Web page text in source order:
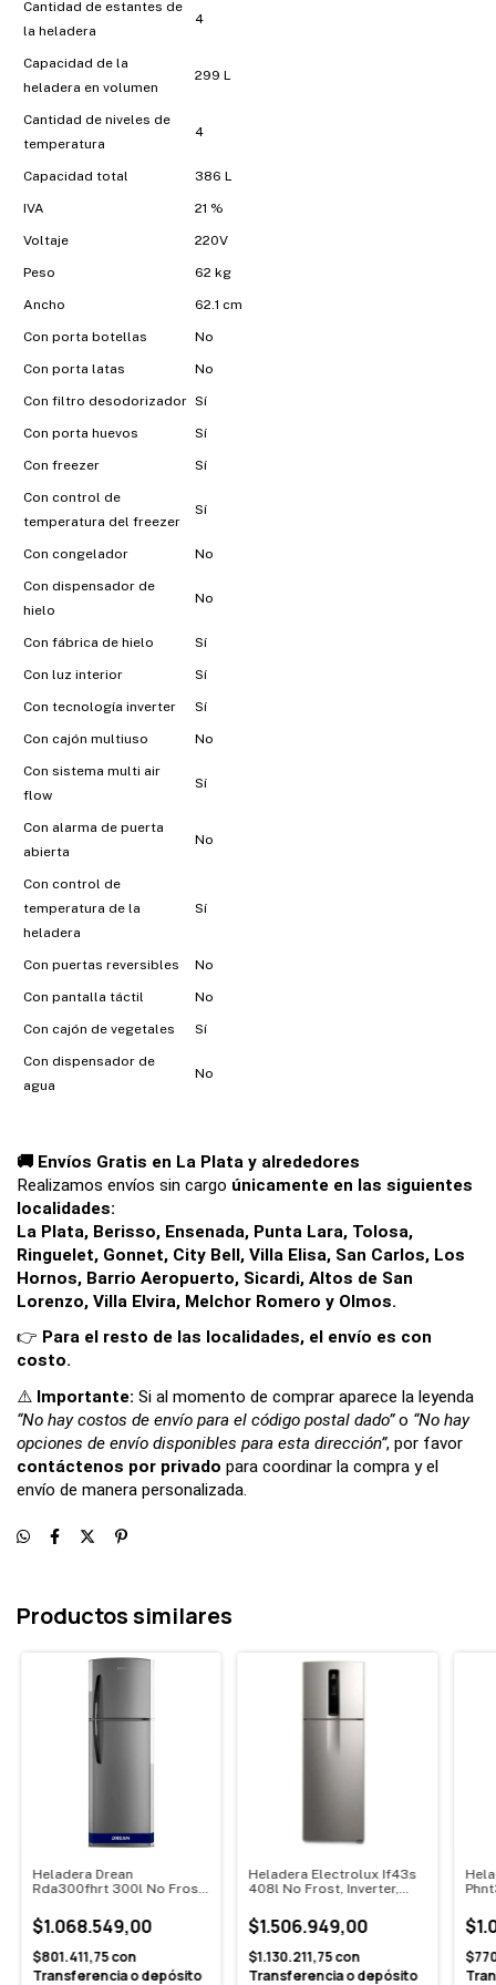
Cantidad de estantes de
la heladera
4
Capacidad de la
heladera en volumen
299 L
Cantidad de niveles de
temperatura
4
Capacidad total 386 L
IVA 21 %
Voltaje 220V
Peso 62 kg
Ancho 62.1 cm
Con porta botellas No
Con porta latas No
Con filtro desodorizador Sí
Con porta huevos Sí
Con freezer Sí
Con control de
temperatura del freezer
Sí
Con congelador No
Con dispensador de
hielo
No
Con fábrica de hielo Sí
Con luz interior Sí
Con tecnología inverter Sí
Con cajón multiuso No
Con sistema multi air
flow
Sí
Con alarma de puerta
abierta
No
Con control de
temperatura de la
heladera
Sí
Con puertas reversibles No
Con pantalla táctil No
Con cajón de vegetales Sí
Con dispensador de
agua
No
🚚 Envíos Gratis en La Plata y alrededores
Realizamos envíos sin cargo únicamente en las siguientes
localidades:
La Plata, Berisso, Ensenada, Punta Lara, Tolosa,
Ringuelet, Gonnet, City Bell, Villa Elisa, San Carlos, Los
Hornos, Barrio Aeropuerto, Sicardi, Altos de San
Lorenzo, Villa Elvira, Melchor Romero y Olmos.
👉 Para el resto de las localidades, el envío es con
costo.
⚠️ Importante:
“No hay costos de envío para el código postal dado” o “No hay
opciones de envío disponibles para esta dirección”
contáctenos por privado para coordinar la compra y el
envío de manera personalizada.
Productos similares
Heladera Drean
Rda300fhrt 300l No Frost
$1.068.549,00
$801.411,75con
Transferencia o depósito
Heladera Electrolux If43s
408l No Frost, Inverter,
$1.506.949,00
$1.130.211,75con
Transferencia o depósito